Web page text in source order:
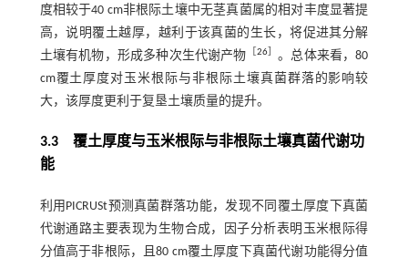
度相较于40 cm非根际土壤中无茎真菌属的相对丰度显著提
高，说明覆土越厚，越利于该真菌的生长，将促进其分解
土壤有机物，形成多种次生代谢产物
26］ 。总体来看，80
cm覆土厚度对玉米根际与非根际土壤真菌群落的影响较
大，该厚度更利于复垦土壤质量的提升。
3.3 覆土厚度与玉米根际与非根际土壤真菌代谢功
能
利用PICRUSt预测真菌群落功能，发现不同覆土厚度下真菌
代谢通路主要表现为生物合成，因子分析表明玉米根际得
分值高于非根际，且80 cm覆土厚度下真菌代谢功能得分值